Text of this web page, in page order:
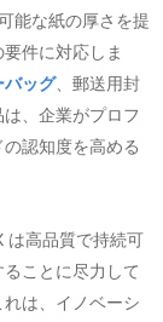
能な紙の厚さを提
件に対応しま
バッグ、郵送用封
、企業がプロフ
認知度を高める
は高品質で持続可
ことに尽力して
れは、イノベーシ